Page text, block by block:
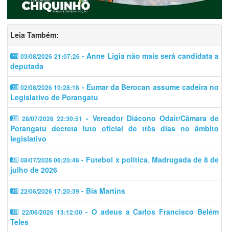
Leia Também:
03/08/2026 21:07:26 - Anne Ligia não mais será candidata a
deputada
02/08/2026 10:28:18 - Eumar da Berocan assume cadeira no
Legislativo de Porangatu
28/07/2026 22:30:51 - Vereador Diácono Odair/Câmara de
Porangatu decreta luto oficial de três dias no âmbito
legislativo
08/07/2026 06:20:48 - Futebol x política. Madrugada de 8 de
julho de 2026
22/06/2026 17:20:39 - Bia Martins
22/06/2026 13:12:00- O adeus a Carlos Francisco Belém
Teles